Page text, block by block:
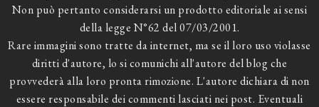
Non può pertanto considerarsi un prodotto editoriale ai sensi
della legge N°62 del 07/03/2001.
Rare immagini sono tratte da internet, ma se il loro uso violasse
diritti d'autore, lo si comunichi all'autore del blog che
provvederà alla loro pronta rimozione. L'autore dichiara di non
essere responsabile dei commenti lasciati nei post. Eventuali